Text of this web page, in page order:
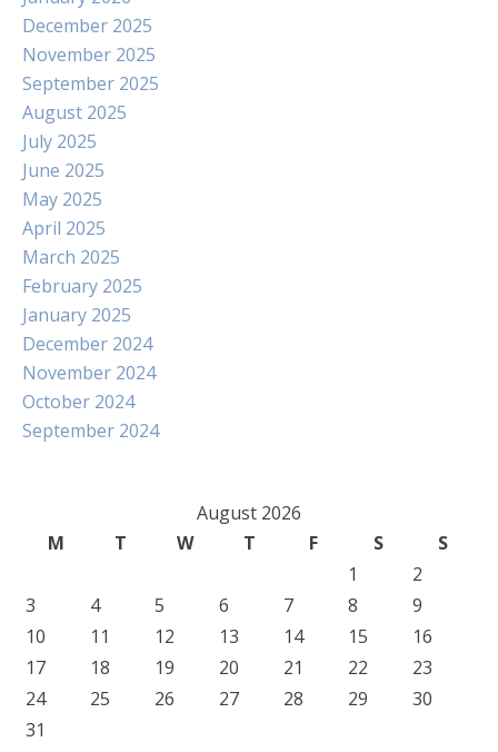
December 2025
November 2025
September 2025
August 2025
July 2025
June 2025
May 2025
April 2025
March 2025
February 2025
January 2025
December 2024
November 2024
October 2024
September 2024
August 2026
M
T W T F S
S
1
2
3
4 5 6 7 8
9
10
11 12 13 14 15
16
17
18 19 20 21 22
23
24
25 26 27 28 29
30
31